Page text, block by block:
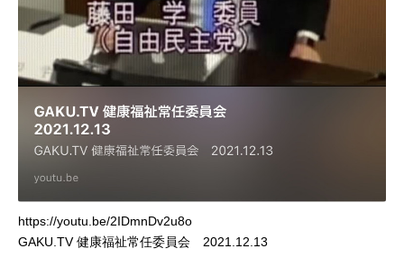
https://youtu.be/2IDmnDv2u8o
GAKU.TV 健康福祉常任委員会 2021.12.13